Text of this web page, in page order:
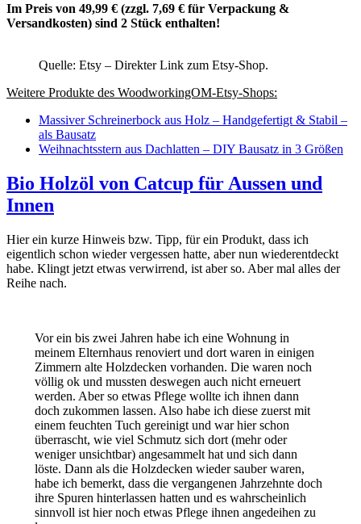
Im Preis von 49,99 € (zzgl. 7,69 € für Verpackung &
Versandkosten) sind 2 Stück enthalten!
Quelle: Etsy – Direkter Link zum Etsy-Shop.
Weitere Produkte des WoodworkingOM-Etsy-Shops:
Massiver Schreinerbock aus Holz – Handgefertigt & Stabil –
als Bausatz
Weihnachtsstern aus Dachlatten – DIY Bausatz in 3 Größen
Bio Holzöl von Catcup für Aussen und
Innen
Hier ein kurze Hinweis bzw. Tipp, für ein Produkt, dass ich
eigentlich schon wieder vergessen hatte, aber nun wiederentdeckt
habe. Klingt jetzt etwas verwirrend, ist aber so. Aber mal alles der
Reihe nach.
Vor ein bis zwei Jahren habe ich eine Wohnung in
meinem Elternhaus renoviert und dort waren in einigen
Zimmern alte Holzdecken vorhanden. Die waren noch
völlig ok und mussten deswegen auch nicht erneuert
werden. Aber so etwas Pflege wollte ich ihnen dann
doch zukommen lassen. Also habe ich diese zuerst mit
einem feuchten Tuch gereinigt und war hier schon
überrascht, wie viel Schmutz sich dort (mehr oder
weniger unsichtbar) angesammelt hat und sich dann
löste. Dann als die Holzdecken wieder sauber waren,
habe ich bemerkt, dass die vergangenen Jahrzehnte doch
ihre Spuren hinterlassen hatten und es wahrscheinlich
sinnvoll ist hier noch etwas Pflege ihnen angedeihen zu